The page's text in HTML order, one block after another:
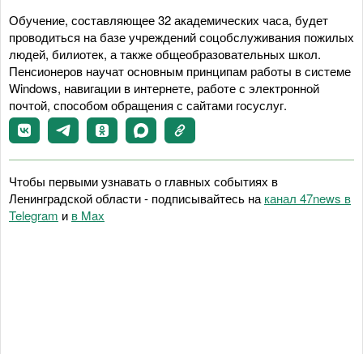
Обучение, составляющее 32 академических часа, будет
проводиться на базе учреждений соцобслуживания пожилых
людей, билиотек, а также общеобразовательных школ.
Пенсионеров научат основным принципам работы в системе
Windows, навигации в интернете, работе с электронной
почтой, способом обращения с сайтами госуслуг.
Чтобы первыми узнавать о главных событиях в
Ленинградской области - подписывайтесь на канал 47news в
Telegram и в Maх